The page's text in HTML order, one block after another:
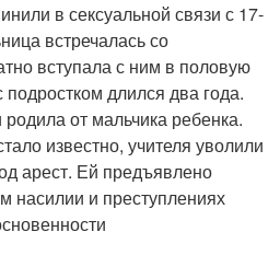
в сексуальной связи с 17-
встречалась со
вступала с ним в половую
длился два года.
от мальчика ребенка.
известно, учителя уволили
арест. Ей предъявлено
насилии и преступлениях